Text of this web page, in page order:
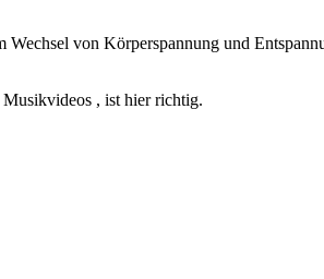
von Körperspannung und
, ist hier richtig.